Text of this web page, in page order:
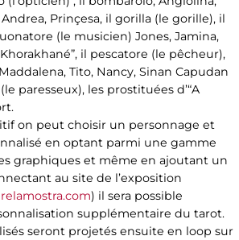
Prinçesa, il gorilla (le gorille), il
(le musicien) Jones, Jamina,
il pescatore (le pêcheur),
Tito, Nancy, Sinan Capudan
paresseux), les prostituées d’“A
on peut choisir un personnage et
en optant parmi une gamme
graphiques et même en ajoutant un
au site de l’exposition
) il sera possible
supplémentaire du tarot.
seront projetés ensuite en loop sur